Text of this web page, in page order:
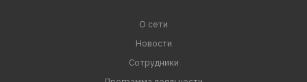
О сети
Новости
Сотрудники